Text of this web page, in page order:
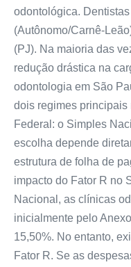
odontológica.
(Autônomo/Carnê-
(PJ). Na maioria das
redução drástica na
odontologia em São
dois regimes
Federal: o Simples
escolha depende
estrutura de folha de
impacto do Fator R no
Nacional, as clínicas
inicialmente pelo
15,50%. No entanto,
Fator R. Se as